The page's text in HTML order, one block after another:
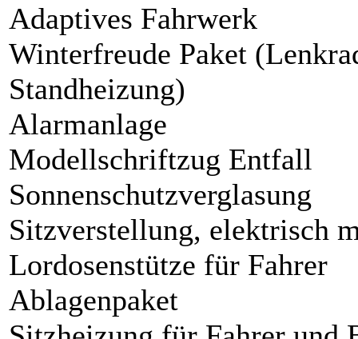
Adaptives Fahrwerk
Winterfreude Paket
Standheizung)
Alarmanlage
Modellschriftzug Entfall
Sonnenschutzverglasung
Sitzverstellung, elektrisch
Lordosenstütze für Fahrer
Ablagenpaket